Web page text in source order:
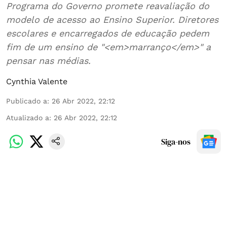
Programa do Governo promete reavaliação do
modelo de acesso ao Ensino Superior. Diretores
escolares e encarregados de educação pedem
fim de um ensino de "<em>marranço</em>" a
pensar nas médias.
Cynthia Valente
Publicado a: 26 Abr 2022, 22:12
Atualizado a: 26 Abr 2022, 22:12
Siga-nos